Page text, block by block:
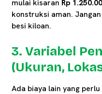
mulai kisaran Rp
konstruksi aman.
besi kiloan.
3. Variabel
(Ukuran,
Ada biaya lain yang